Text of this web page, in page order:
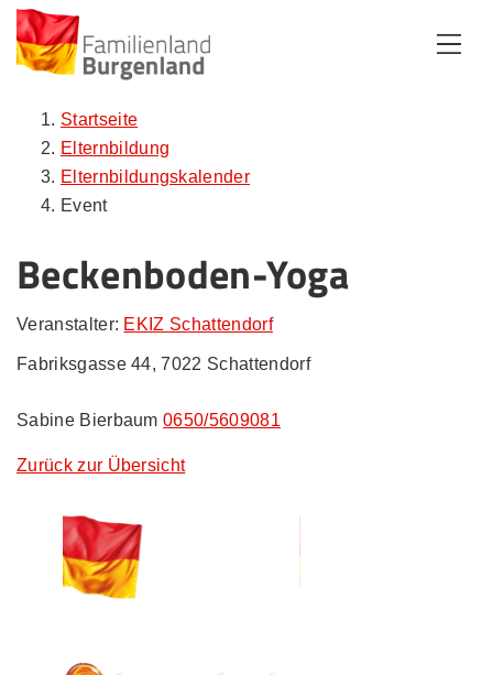
Startseite
Elternbildung
Elternbildungskalender
Event
Beckenboden-Yoga
Veranstalter: EKIZ Schattendorf
Fabriksgasse 44, 7022 Schattendorf
Sabine Bierbaum0650/5609081
Zurück zur Übersicht